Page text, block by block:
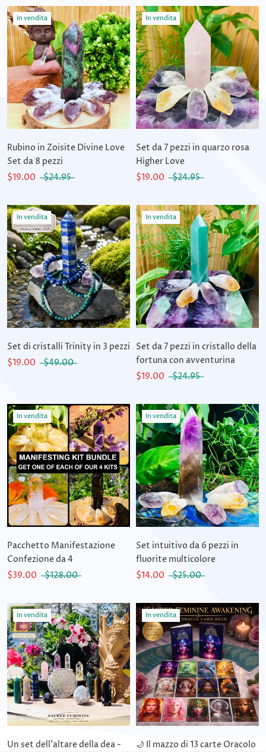
In vendita
Rubino in Zoisite Divine Love
Set da 8 pezzi
$19.00
$24.95
In vendita
Set da 7 pezzi in quarzo rosa
Higher Love
$19.00
$24.95
In vendita
Set di cristalli Trinity in 3 pezzi
$19.00
$49.00
In vendita
Set da 7 pezzi in cristallo della
fortuna con avventurina
$19.00
$24.95
In vendita
Pacchetto Manifestazione
Confezione da 4
$39.00
$128.00
In vendita
Set intuitivo da 6 pezzi in
fluorite multicolore
$14.00
$25.00
In vendita
Un set dell'altare della dea -
In vendita
🌙 Il mazzo di 13 carte Oracolo